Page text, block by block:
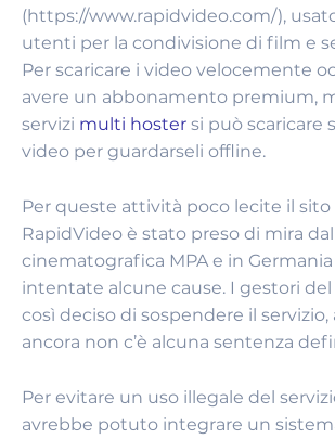
(https://www.rapidvideo.com/),
utenti per la condivisione di film e
Per scaricare i video velocemente
avere un abbonamento premium,
servizi multi hoster si può scaricare
video per guardarseli offline.
Per queste attività poco lecite il sito
RapidVideo è stato preso di mira
cinematografica MPA e in
intentate alcune cause. I gestori
così deciso di sospendere il servizio,
ancora non c’è alcuna sentenza
Per evitare un uso illegale del
avrebbe potuto integrare un